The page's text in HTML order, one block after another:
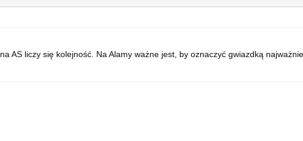
AS liczy się kolejność. Na Alamy ważne jest, by oznaczyć gwiazdką